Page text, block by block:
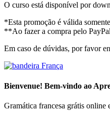
O curso está disponível por
*Esta promoção é válida
**Ao fazer a compra pelo
Em caso de dúvidas, por favor
Bienvenue! Bem-vindo ao
Gramática francesa grátis online